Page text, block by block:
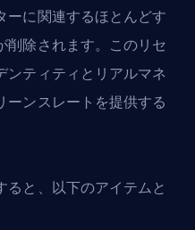
ーに関連するほとんどす
削除されます。このリセ
ンティティとリアルマネ
ーンスレートを提供する
と、以下のアイテムと